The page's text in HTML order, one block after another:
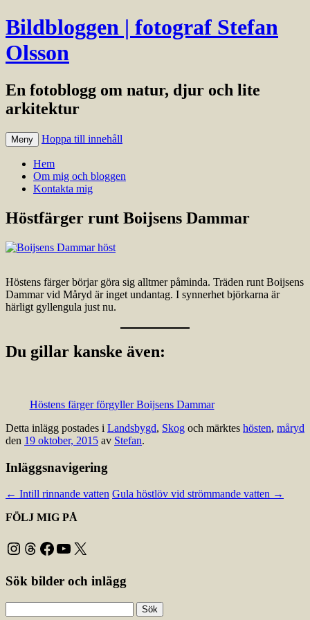
Bildbloggen | fotograf Stefan
Olsson
En fotoblogg om natur, djur och lite
arkitektur
Meny Hoppa till innehåll
Hem
Om mig och bloggen
Kontakta mig
Höstfärger runt Boijsens Dammar
Höstens färger börjar göra sig alltmer påminda. Träden runt Boijsens
Dammar vid Måryd är inget undantag. I synnerhet björkarna är
härligt gyllengula just nu.
Du gillar kanske även:
Höstens färger förgyller Boijsens Dammar
Detta inlägg postades i Landsbygd, Skog och märktes hösten, måryd
den 19 oktober, 2015 av Stefan.
Inläggsnavigering
← Intill rinnande vatten Gula höstlöv vid strömmande vatten →
FÖLJ MIG PÅ
Instagram
Threads
Facebook
YouTube
X
Sök bilder och inlägg